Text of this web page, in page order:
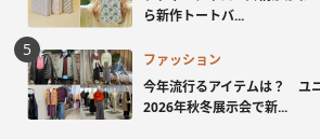
ら新作トートバ...
ファッション
今年流行るアイテムは？ ユ
2026年秋冬展示会で新...